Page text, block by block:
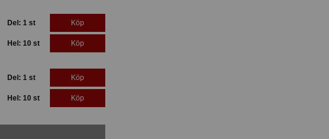
Del: 1 st Köp
Hel: 10 st Köp
Del: 1 st Köp
Hel: 10 st Köp